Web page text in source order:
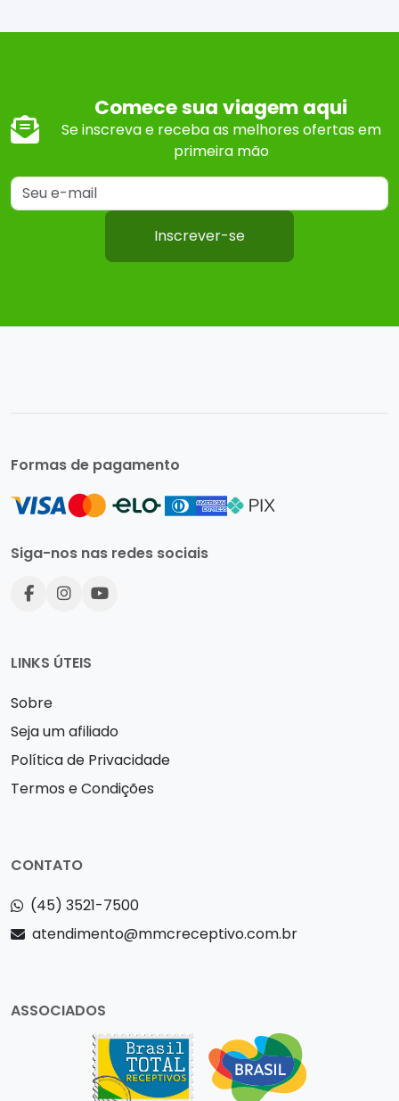
Comece sua viagem aqui
Se inscreva e receba as melhores ofertas em
primeira mão
Inscrever-se
Formas de pagamento
Siga-nos nas redes sociais
LINKS ÚTEIS
Sobre
Seja um afiliado
Política de Privacidade
Termos e Condições
CONTATO
(45) 3521-7500
atendimento@mmcreceptivo.com.br
ASSOCIADOS